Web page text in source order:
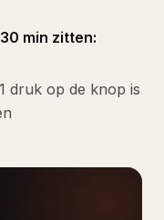
min zitten:
1 druk op de knop is